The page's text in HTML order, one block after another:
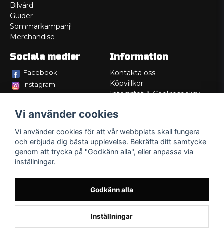
Bilvård
Guider
Sommarkampanj!
Merchandise
Sociala medier
Facebook
Instagram
Information
Kontakta oss
Köpvillkor
Integritet & Cookiespolicy
Service/Garanti
Lådritning
Om oss
Vi använder cookies
Vi använder cookies för att vår webbplats skall fungera
och erbjuda dig bästa upplevelse. Bekräfta ditt samtycke
genom att trycka på "Godkänn alla", eller anpassa via
inställningar.
Godkänn alla
Inställningar